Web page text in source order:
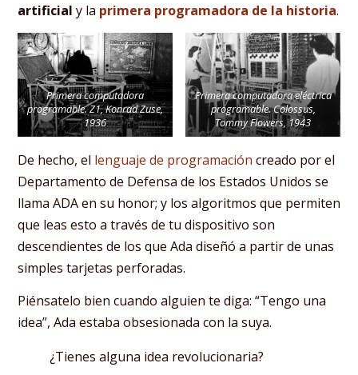
artificial y la primera programadora de la historia.
Primera computadora
programable. Z1, Konrad Zuse,
1936
Primera computadora eléctrica
programable. Colossus,
Tommy Flowers, 1943
De hecho, el lenguaje de programación creado por el
Departamento de Defensa de los Estados Unidos se
llama ADA en su honor; y los algoritmos que permiten
que leas esto a través de tu dispositivo son
descendientes de los que Ada diseñó a partir de unas
simples tarjetas perforadas.
Piénsatelo bien cuando alguien te diga: “Tengo una
idea”, Ada estaba obsesionada con la suya.
¿Tienes alguna idea revolucionaria?